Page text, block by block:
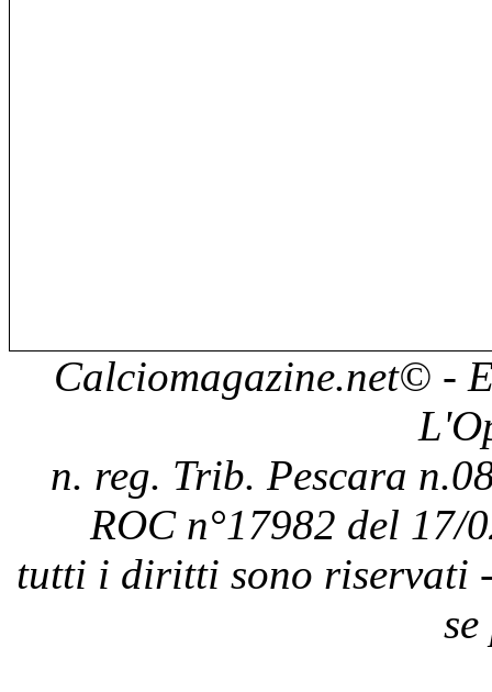
Calciomagazine.net© -
n. reg. Trib. Pescara
ROC n°17982 del 17/
tutti i diritti sono riservati